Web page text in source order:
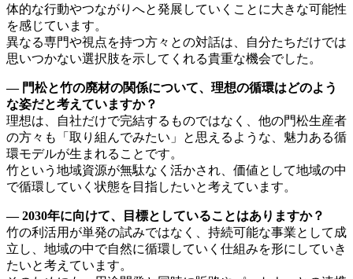
体的な行動やつながりへと発展していくことに大きな可能性
を感じています。
異なる専門や視点を持つ方々との対話は、自分たちだけでは
思いつかない選択肢を示してくれる貴重な機会でした。
― 門松と竹の廃材の関係について、理想の循環はどのよう
な姿だと考えていますか？
理想は、自社だけで完結するものではなく、他の門松生産者
の方々も「取り組んでみたい」と思えるような、魅力ある循
環モデルが生まれることです。
竹という地域資源が無駄なく活かされ、価値として地域の中
で循環していく状態を目指したいと考えています。
― 2030年に向けて、目標としていることはありますか？
竹の利活用が単発の試みではなく、持続可能な事業として成
立し、地域の中で自然に循環していく仕組みを形にしていき
たいと考えています。